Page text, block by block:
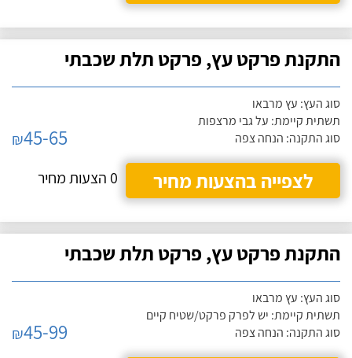
התקנת פרקט עץ, פרקט תלת שכבתי
סוג העץ: עץ מרבאו
תשתית קיימת: על גבי מרצפות
סוג התקנה: הנחה צפה
₪45-65
לצפייה בהצעות מחיר
0 הצעות מחיר
התקנת פרקט עץ, פרקט תלת שכבתי
סוג העץ: עץ מרבאו
תשתית קיימת: יש לפרק פרקט/שטיח קיים
סוג התקנה: הנחה צפה
₪45-99